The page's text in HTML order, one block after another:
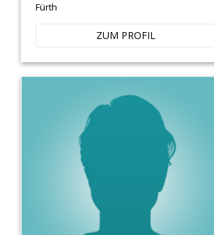
Fürth
ZUM PROFIL